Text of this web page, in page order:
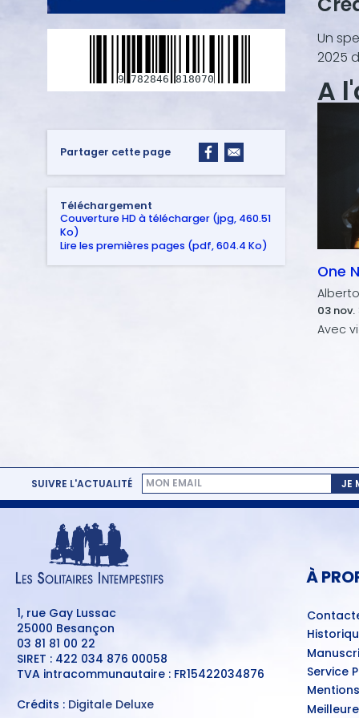
9 782846 818070
Un
2025
A
One
03 nov.
Partager cette page
Téléchargement
Couverture HD à télécharger (jpg, 460.51
Ko)
Lire les premières pages (pdf, 604.4 Ko)
SUIVRE L'ACTUALITÉ JE
1, rue Gay Lussac
25000 Besançon
03 81 81 00 22
SIRET : 422 034 876 00058
TVA intracommunautaire : FR15422034876
Crédits : Digitale Deluxe
À
Service